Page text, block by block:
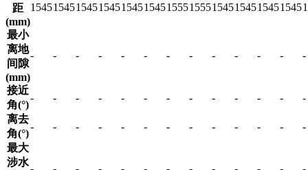
距
(mm)
154515451545154515451545155515551545154515451545
最小
离地
间隙
(mm)
- - - - - - - - - - - - -
接近
角(°)
- - - - - - - - - - - -
-
离去
角(°)
- - - - - - - - - - - -
-
最大
涉水